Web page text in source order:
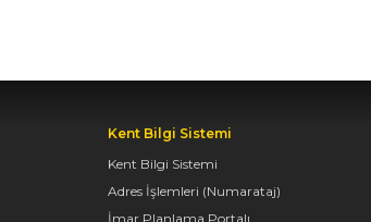
Kent Bilgi Sistemi
Kent Bilgi Sistemi
Adres İşlemleri (Numarataj)
İmar Planlama Portalı